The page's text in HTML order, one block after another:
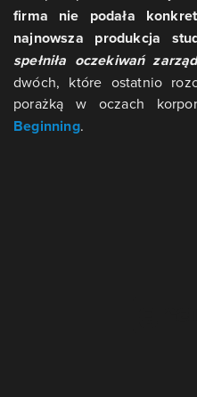
firma nie podała
najnowsza produkcja
spełniła oczekiwań
dwóch, które ostatnio
porażką w oczach
Beginning.